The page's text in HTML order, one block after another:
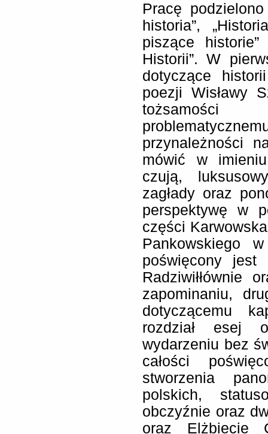
Pracę
historia”,
piszące
Historii”. W
dotyczące
poezji Wisławy
tożsamości
przynależności
mówić w
czują,
zagłady oraz
perspektywę w
części
Pankowskiego
poświęcony jest
Radziwiłłównie
zapominaniu,
dotyczącemu
rozdział esej
wydarzeniu bez
całości
stworzenia
polskich,
obczyźnie oraz
oraz Elżbiecie